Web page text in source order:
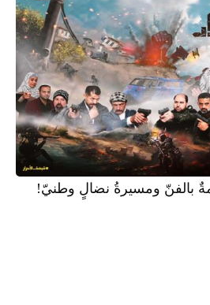
بالفنّ ومسيرةُ نضالٍ وطنيّ!